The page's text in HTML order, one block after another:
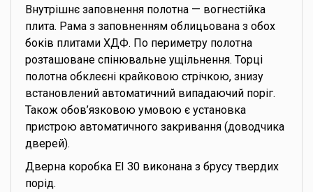
Внутрішнє заповнення полотна — вогнестійка
плита. Рама з заповненням облицьована з обох
боків плитами ХДФ. По периметру полотна
розташоване спінювальне ущільнення. Торці
полотна обклеєні крайковою стрічкою, знизу
встановлений автоматичний випадаючий поріг.
Також обов’язковою умовою є установка
пристрою автоматичного закривання (доводчика
дверей).
Дверна коробка EI 30 виконана з брусу твердих
порід.